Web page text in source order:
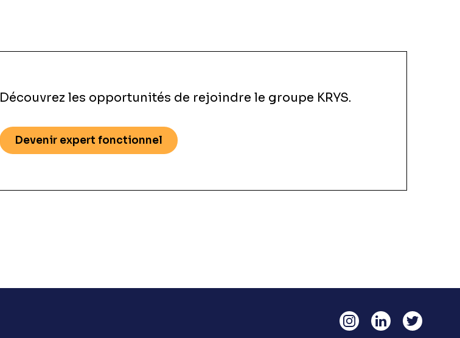
Découvrez les opportunités de rejoindre le groupe KRYS.
Devenir expert fonctionnel